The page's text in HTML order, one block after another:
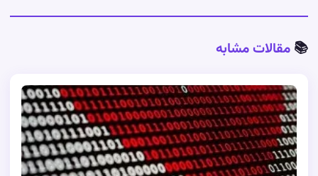
📚 مقالات مشابه